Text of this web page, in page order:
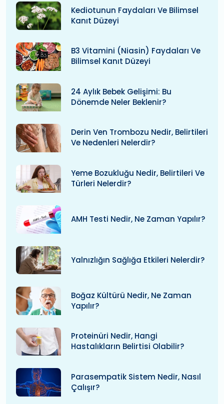
Kediotunun Faydaları Ve Bilimsel
Kanıt Düzeyi
B3 Vitamini (niasin) Faydaları Ve
Bilimsel Kanıt Düzeyi
24 Aylık Bebek Gelişimi: Bu
Dönemde Neler Beklenir?
Derin Ven Trombozu Nedir, Belirtileri
Ve Nedenleri Nelerdir?
Yeme Bozukluğu Nedir, Belirtileri Ve
Türleri Nelerdir?
AMH Testi Nedir, Ne Zaman Yapılır?
Yalnızlığın Sağlığa Etkileri Nelerdir?
Boğaz Kültürü Nedir, Ne Zaman
Yapılır?
Proteinüri Nedir, Hangi
Hastalıkların Belirtisi Olabilir?
Parasempatik Sistem Nedir, Nasıl
Çalışır?